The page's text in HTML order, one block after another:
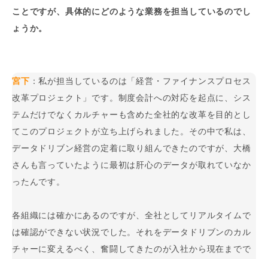
ことですが、具体的にどのような業務を担当しているのでし
ょうか。
宮下 ：私が担当しているのは「経営・ファイナンスプロセス
改革プロジェクト」です。制度会計への対応を起点に、シス
テムだけでなくカルチャーも含めた全社的な改革を目的とし
てこのプロジェクトが立ち上げられました。その中で私は、
データドリブン経営の定着に取り組んできたのですが、大橋
さんも言っていたように最初は肝心のデータが取れていなか
ったんです。
各組織には確かにあるのですが、全社としてリアルタイムで
は確認ができない状況でした。それをデータドリブンのカル
チャーに変えるべく、奮闘してきたのが入社から現在までで